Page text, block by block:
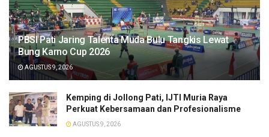
PBSI Pati Jaring Talenta Muda Bulu Tangkis Lewat
Bung Karno Cup 2026
AGUSTUS 9, 2026
​Kemping di Jollong Pati, IJTI Muria Raya
Perkuat Kebersamaan dan Profesionalisme
AGUSTUS 9, 2026